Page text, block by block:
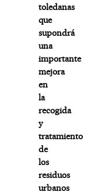
toledanas
que
supondrá
una
importante
mejora
en
la
recogida
y
tratamiento
de
los
residuos
urbanos